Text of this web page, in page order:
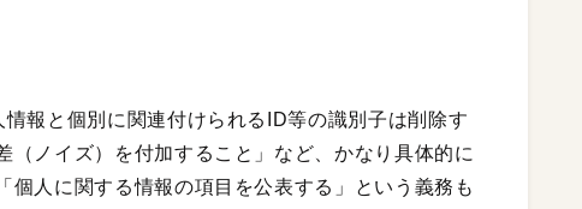
報と個別に関連付けられるID等の識別子は削除す
（ノイズ）を付加すること」など、かなり具体的に
個人に関する情報の項目を公表する」という義務も